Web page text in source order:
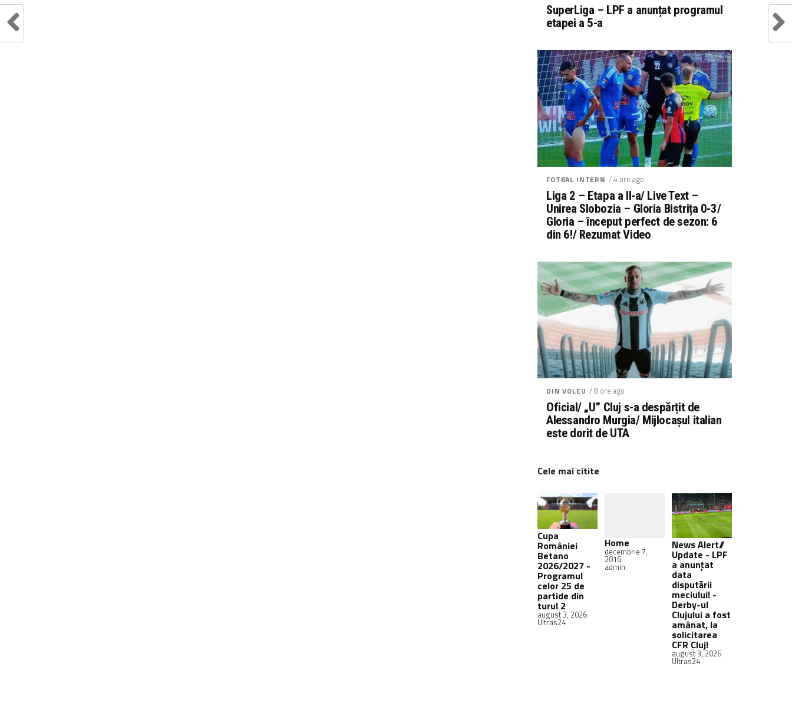
SuperLiga – LPF a anunțat programul
etapei a 5-a
FOTBAL INTERN / 4 ore ago
Liga 2 – Etapa a II-a/ Live Text –
Unirea Slobozia – Gloria Bistrița 0-3/
Gloria – început perfect de sezon: 6
din 6!/ Rezumat Video
DIN VOLEU / 8 ore ago
Oficial/ „U” Cluj s-a despărțit de
Alessandro Murgia/ Mijlocașul italian
este dorit de UTA
Cele mai citite
Cupa
României
Betano
2026/2027 -
Programul
celor 25 de
partide din
turul 2
august 3, 2026
Ultras24
Home
decembrie 7,
2016
admin
News Alert//
Update - LPF
a anunțat
data
disputării
meciului! -
Derby-ul
Clujului a fost
amânat, la
solicitarea
CFR Cluj!
august 3, 2026
Ultras24